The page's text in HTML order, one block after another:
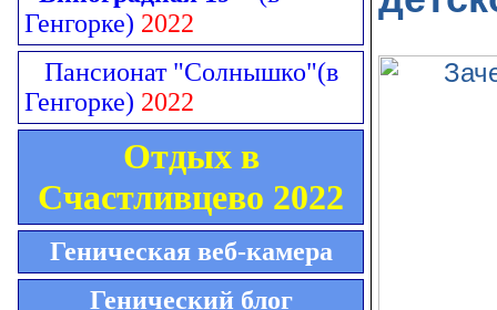
Генгорке) 2022
Пансионат "Солнышко"(в
Генгорке) 2022
Отдых в
Счастливцево 2022
Геническая веб-камера
Генический блог